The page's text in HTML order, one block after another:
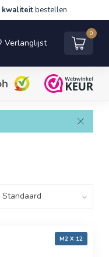
kwaliteitbestellen
Verlanglijst
0
M2 X 12